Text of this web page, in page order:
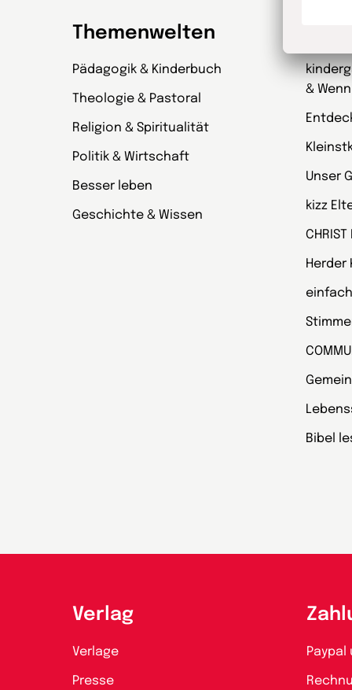
Themenwelten
Pädagogik & Kinderbuch
Theologie & Pastoral
Religion & Spiritualität
Politik & Wirtschaft
Besser leben
Geschichte & Wissen
&
Unser
kizz
CHRIST
Herder
Bibel
Verlag
Verlage
Presse